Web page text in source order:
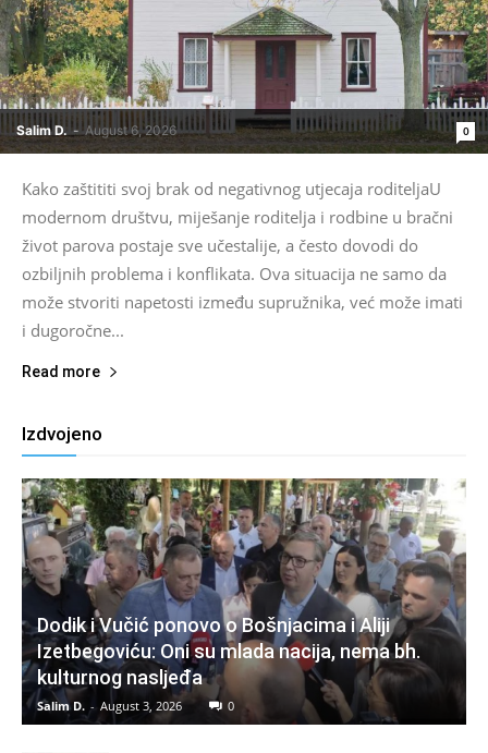
Salim D. - August 6, 2026 0
Kako zaštititi svoj brak od negativnog utjecaja roditeljaU
modernom društvu, miješanje roditelja i rodbine u bračni
život parova postaje sve učestalije, a često dovodi do
ozbiljnih problema i konflikata. Ova situacija ne samo da
može stvoriti napetosti između supružnika, već može imati
i dugoročne...
Read more
Izdvojeno
Dodik i Vučić ponovo o Bošnjacima i Aliji
Izetbegoviću: Oni su mlada nacija, nema bh.
kulturnog nasljeđa
Salim D. - August 3, 2026 0